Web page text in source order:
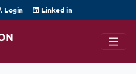
Login Linked in